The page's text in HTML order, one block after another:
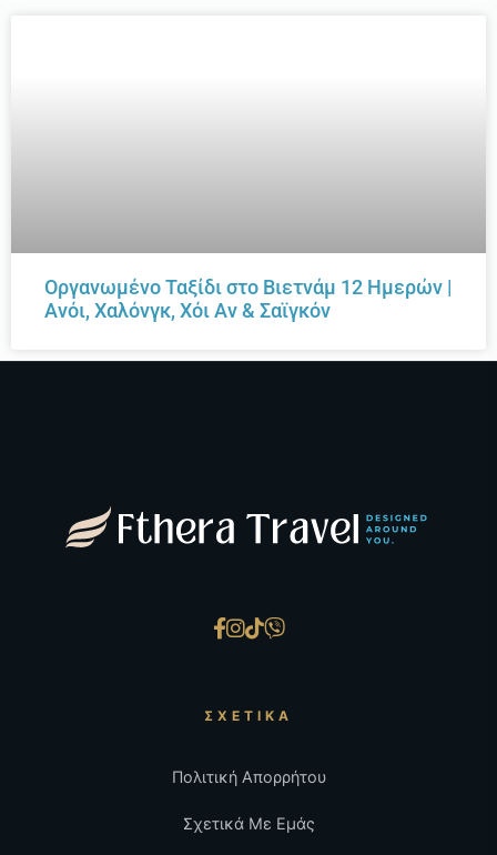
Οργανωμένο Ταξίδι στο Βιετνάμ 12 Ημερών |
Ανόι, Χαλόνγκ, Χόι Αν & Σαϊγκόν
ΣΧΕΤΙΚΆ
Πολιτική Απορρήτου
Σχετικά Με Εμάς